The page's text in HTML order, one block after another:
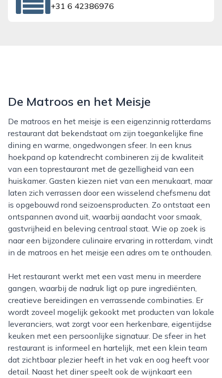
+31 6 42386976
De Matroos en het Meisje
De matroos en het meisje is een eigenzinnig rotterdams
restaurant dat bekendstaat om zijn toegankelijke fine
dining en warme, ongedwongen sfeer. In een knus
hoekpand op katendrecht combineren zij de kwaliteit
van een toprestaurant met de gezelligheid van een
huiskamer. Gasten kiezen niet van een menukaart, maar
laten zich verrassen door een wisselend chefsmenu dat
is opgebouwd rond seizoensproducten. Zo ontstaat een
ontspannen avond uit, waarbij aandacht voor smaak,
gastvrijheid en beleving centraal staat. Wie op zoek is
naar een bijzondere culinaire ervaring in rotterdam, vindt
in de matroos en het meisje een adres om te onthouden.
Het restaurant werkt met een vast menu in meerdere
gangen, waarbij de nadruk ligt op pure ingrediënten,
creatieve bereidingen en verrassende combinaties. Er
wordt zoveel mogelijk gekookt met producten van lokale
leveranciers, wat zorgt voor een herkenbare, eigentijdse
keuken met een persoonlijke signatuur. De sfeer in het
restaurant is informeel en hartelijk, met een klein team
dat zichtbaar plezier heeft in het vak en oog heeft voor
detail. Naast het diner speelt ook de wijnkaart een